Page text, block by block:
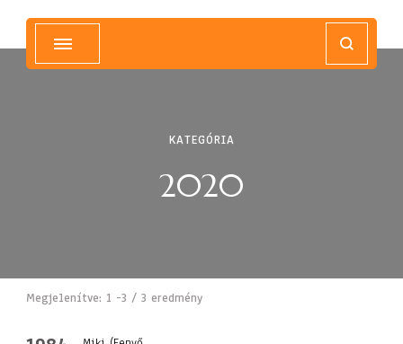
KATEGÓRIA
2020
Megjelenítve: 1 -3 / 3 eredmény